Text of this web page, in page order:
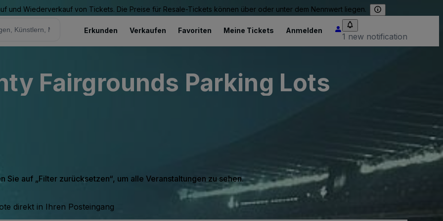
und Wiederverkauf von Tickets. Die Preise für Resale-Tickets können über oder unter dem Nennwert liegen.
Erkunden Verkaufen Favoriten Meine Tickets Anmelden
1 new notification
Fairgrounds Parking Lots
Sie auf „Filter zurücksetzen“, um alle Veranstaltungen zu sehen.
direkt in Ihren Posteingang